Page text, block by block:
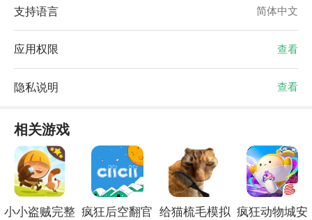
支持语言 简体中文
应用权限 查看
隐私说明 查看
相关游戏
小小盗贼完整 疯狂后空翻官 给猫梳毛模拟 疯狂动物城安